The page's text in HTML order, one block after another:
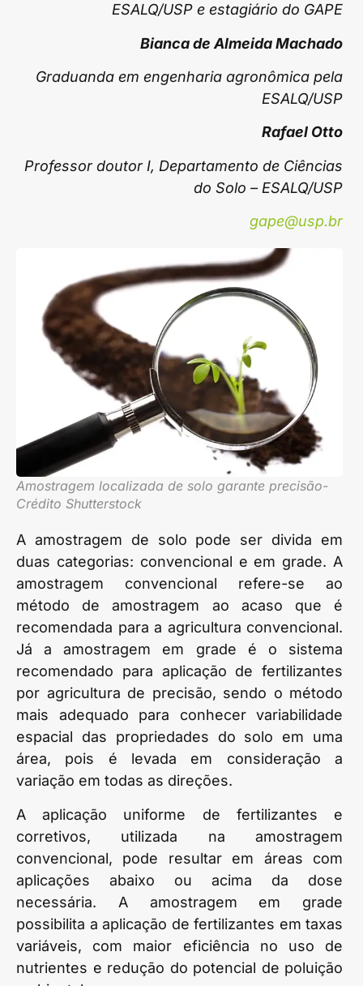
ESALQ/USP e estagiário do GAPE
Bianca de Almeida Machado
Graduanda em engenharia agronômica pela
ESALQ/USP
Rafael Otto
Professor doutor I, Departamento de Ciências
do Solo – ESALQ/USP
gape@usp.br
Amostragem localizada de solo garante precisão-
Crédito Shutterstock
A amostragem de solo pode ser divida em
duas categorias: convencional e em grade. A
amostragem convencional refere-se ao
método de amostragem ao acaso que é
recomendada para a agricultura convencional.
Já a amostragem em grade é o sistema
recomendado para aplicação de fertilizantes
por agricultura de precisão, sendo o método
mais adequado para conhecer variabilidade
espacial das propriedades do solo em uma
área, pois é levada em consideração a
variação em todas as direções.
A aplicação uniforme de fertilizantes e
corretivos, utilizada na amostragem
convencional, pode resultar em áreas com
aplicações abaixo ou acima da dose
necessária. A amostragem em grade
possibilita a aplicação de fertilizantes em taxas
variáveis, com maior eficiência no uso de
nutrientes e redução do potencial de poluição